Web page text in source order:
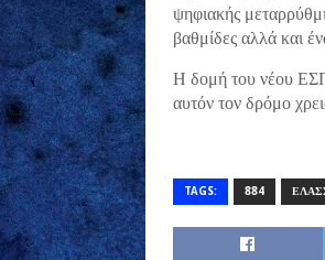
ψηφιακής
βαθμίδες αλλά και
Η δομή του νέου
αυτόν τον δρόμο
TAGS: 884